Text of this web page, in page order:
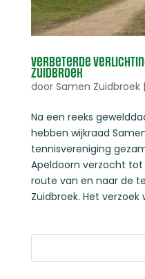
Verbeterde
Zuidbroek
door Samen Zuidbroek|
Na een reeks
hebben wijkraad
tennisvereniging
Apeldoorn verzocht
route van en naar de
Zuidbroek. Het verzoek